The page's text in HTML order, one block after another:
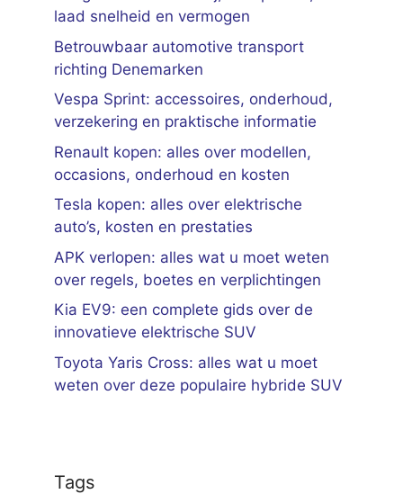
laad snelheid en vermogen
Betrouwbaar automotive transport
richting Denemarken
Vespa Sprint: accessoires, onderhoud,
verzekering en praktische informatie
Renault kopen: alles over modellen,
occasions, onderhoud en kosten
Tesla kopen: alles over elektrische
auto’s, kosten en prestaties
APK verlopen: alles wat u moet weten
over regels, boetes en verplichtingen
Kia EV9: een complete gids over de
innovatieve elektrische SUV
Toyota Yaris Cross: alles wat u moet
weten over deze populaire hybride SUV
Tags